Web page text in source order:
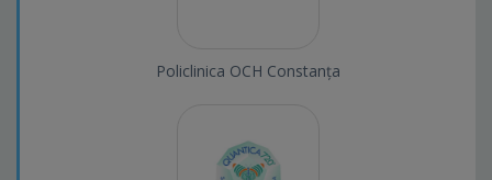
Policlinica OCH Constanța